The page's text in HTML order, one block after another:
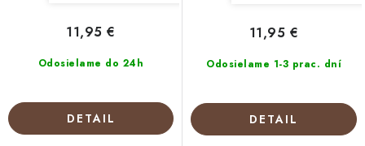
Odosielame do 24h
11,95 €
DETAIL
Odosielame 1-3 prac. dní
11,95 €
DETAIL